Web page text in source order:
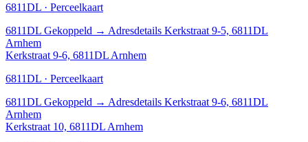
6811DL · Perceelkaart
6811DL Gekoppeld → Adresdetails Kerkstraat 9-5, 6811DL
Arnhem
Kerkstraat 9-6, 6811DL Arnhem
6811DL · Perceelkaart
6811DL Gekoppeld → Adresdetails Kerkstraat 9-6, 6811DL
Arnhem
Kerkstraat 10, 6811DL Arnhem